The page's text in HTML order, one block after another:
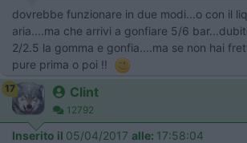
dovrebbe funzionare in due modi...o con il
aria....ma che arrivi a gonfiare 5/6
2/2.5 la gomma e gonfia....ma se non hai
pure prima o poi !!
17 Clint
12792
Inserito il 05/04/2017 alle: 17:58:04